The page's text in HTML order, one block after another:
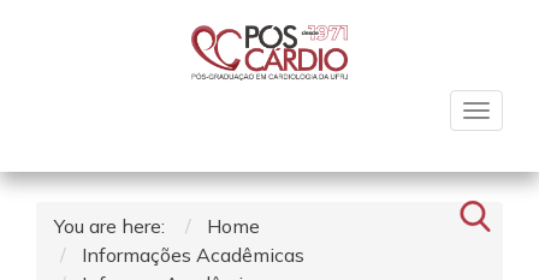
Toggle
You are here:
Home
Informações Acadêmicas